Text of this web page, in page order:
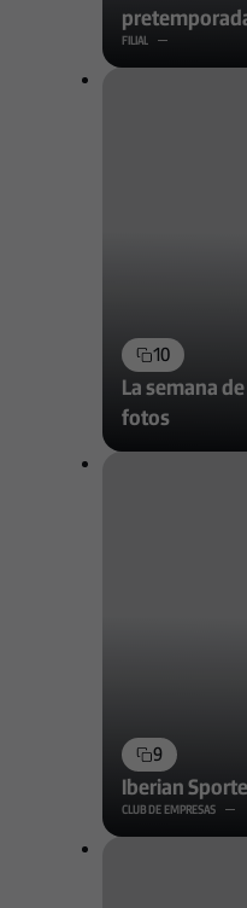
FILIAL
10
La semana
fotos
9
Iberian
CLUB DE EMPRESAS